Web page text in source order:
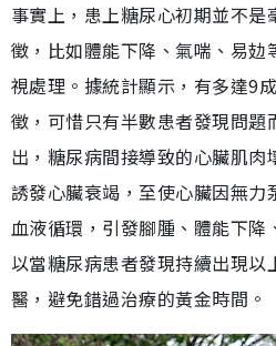
事實上，患上糖尿心初期並不是
徵，比如體能下降、氣喘、易攰
視處理。據統計顯示，有多達9
徵，可惜只有半數患者發現問題
出，糖尿病間接導致的心臟肌肉
誘發心臟衰竭，至使心臟因無力
血液循環，引發腳腫、體能下降
以當糖尿病患者發現持續出現以
醫，避免錯過治療的黃金時間。